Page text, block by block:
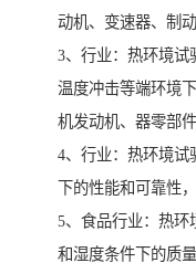
动机、变速器、制动
3、行业：热环境试
温度冲击等端环境
机发动机、器零部件
4、行业：热环境试
下的性能和可靠性
5、食品行业：热环
和湿度条件下的质